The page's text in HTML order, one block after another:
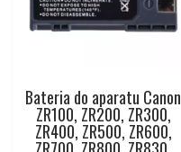
Bateria do aparatu Canon
ZR100, ZR200, ZR300,
ZR400, ZR500, ZR600,